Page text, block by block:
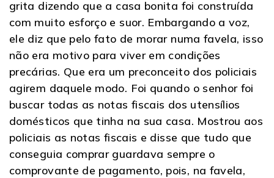
grita dizendo que a casa bonita foi construída
com muito esforço e suor. Embargando a voz,
ele diz que pelo fato de morar numa favela, isso
não era motivo para viver em condições
precárias. Que era um preconceito dos policiais
agirem daquele modo. Foi quando o senhor foi
buscar todas as notas fiscais dos utensílios
domésticos que tinha na sua casa. Mostrou aos
policiais as notas fiscais e disse que tudo que
conseguia comprar guardava sempre o
comprovante de pagamento, pois, na favela,